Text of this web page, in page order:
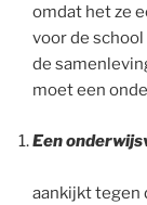
omdat het ze
voor de
de
moet een
Een
aankijkt tegen